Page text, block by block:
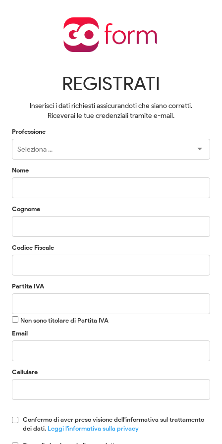
REGISTRATI
Inserisci i dati richiesti assicurandoti che siano corretti.
Riceverai le tue credenziali tramite e-mail.
Professione
Nome
Cognome
Codice Fiscale
Partita IVA
Non sono titolare di Partita IVA
Email
Cellulare
Confermo di aver preso visione dell'informativa sul trattamento
dei dati. Leggi l'informativa sulla privacy